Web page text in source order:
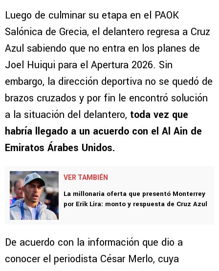
Luego de culminar su etapa en el PAOK
Salónica de Grecia, el delantero regresa a Cruz
Azul sabiendo que no entra en los planes de
Joel Huiqui para el Apertura 2026. Sin
embargo, la dirección deportiva no se quedó de
brazos cruzados y por fin le encontró solución
a la situación del delantero, toda vez que
habría llegado a un acuerdo con el Al Ain de
Emiratos Árabes Unidos.
VER TAMBIÉN
La millonaria oferta que presentó Monterrey
por Erik Lira: monto y respuesta de Cruz Azul
De acuerdo con la información que dio a
conocer el periodista César Merlo, cuya